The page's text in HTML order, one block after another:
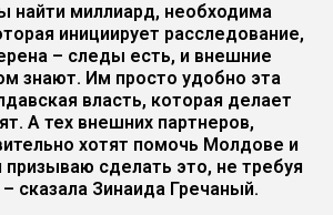
найти миллиард, необходима
инициирует расследование,
– следы есть, и внешние
знают. Им просто удобно эта
власть, которая делает
А тех внешних партнеров,
хотят помочь Молдове и
сделать это, не требуя
сказала Зинаида Гречаный.